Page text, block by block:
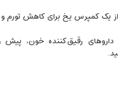
یک کمپرس یخ برای کاهش تورم و
رقیق‌کننده خون، پیش